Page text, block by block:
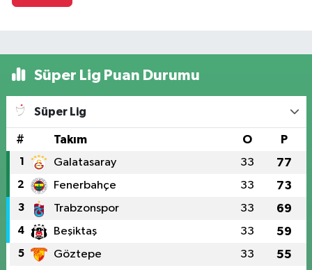
Süper Lig Puan Durumu
Süper Lig
# Takım O P
1 Galatasaray 33 77
2 Fenerbahçe 33 73
3 Trabzonspor 33 69
4 Beşiktaş 33 59
5 Göztepe 33 55